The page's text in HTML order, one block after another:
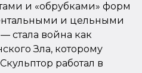
и «обрубками» форм
и цельными
стала война как
Зла, которому
работал в